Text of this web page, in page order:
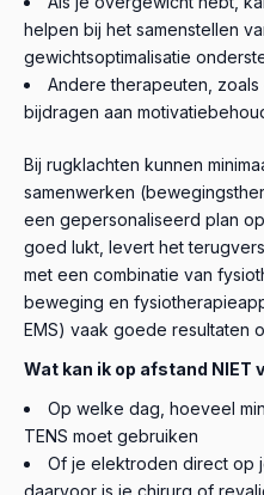
helpen bij het samenstellen
gewichtsoptimalisatie
Andere therapeuten,
bijdragen aan
Bij rugklachten kunnen
samenwerken
een gepersonaliseerd plan
goed lukt, levert het
met een combinatie van
beweging en
EMS) vaak goede resultaten
Wat kan ik op afstand NIET
Op welke dag, hoeveel
TENS moet gebruiken
Of je elektroden direct op
daarvoor is je chirurg of